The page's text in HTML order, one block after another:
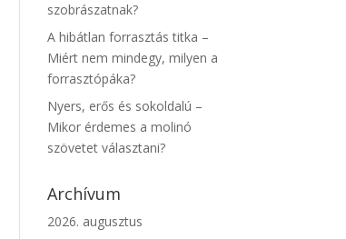
szobrászatnak?
A hibátlan forrasztás titka –
Miért nem mindegy, milyen a
forrasztópáka?
Nyers, erős és sokoldalú –
Mikor érdemes a molinó
szövetet választani?
Archívum
2026. augusztus